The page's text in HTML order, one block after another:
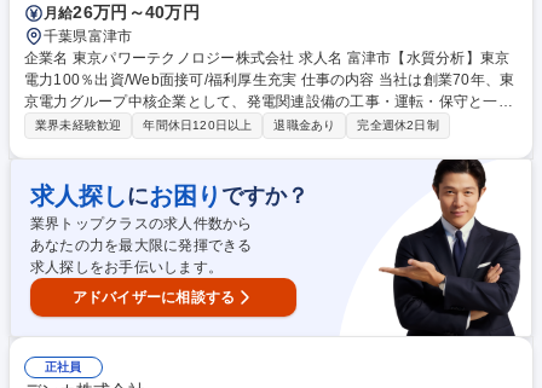
月給26万円～40万円
千葉県富津市
企業名 東京パワーテクノロジー株式会社 求人名 富津市【水質分析】東京
電力100％出資/Web面接可/福利厚生充実 仕事の内容 当社は創業70年、東
京電力グループ中核企業として、発電関連設備の工事・運転・保守と一貫
したエンジニアリングサービスを提供。そんな当社にて火力発電所発電設
連する水質分析（サンプリング・分析・レポーティング）を担当頂きま
す。 当面は分析業務がメインとなりますが、将来的には分析結果に基づい
た運転・制御条件の調整等もご担当いただく想定です。 ・主な分析機器：
イオンクロマトグラフィー・吸光光度計 ・分析項目：濁度、ｐH、電導
度、溶存酸素、塩素、亜硝酸、リン酸、シリカ 募集職種 富津市【水質分
析】東京電力100％出資/Web面接可/福利厚生充実
業界未経験歓迎 年間休日120日以上 退職金あり 完全週休2日制
求人探しにお困り ですか？
業界トップクラスの求人件数から
あなたの力を最大限に発揮できる
求人探しをお手伝いします。
アドバイザーに相談する
正社員